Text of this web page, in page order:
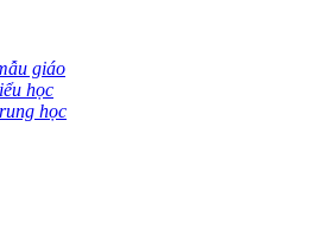
giáo
học
học